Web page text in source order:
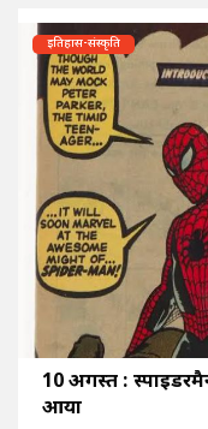
इतिहास-संस्कृति
10 अगस्त :
आया